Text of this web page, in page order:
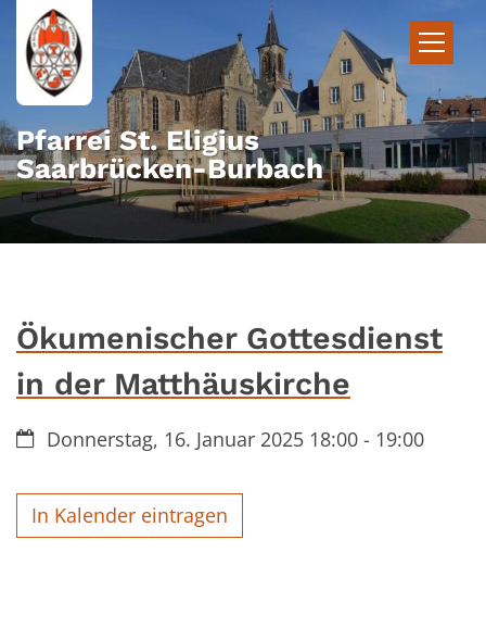
Zum Inhalt springen
Pfarrei St. Eligius
Saarbrücken-Burbach
Ökumenischer Gottesdienst
in der Matthäuskirche
Datum:Donnerstag, 16. Januar 2025 18:00 - 19:00
In Kalender eintragen